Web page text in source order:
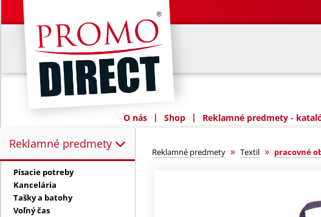
O nás | Shop | Reklamné predmety -
Reklamné predmety
Reklamné predmety:
Písacie potreby
Kancelária
Tašky a batohy
Voľný čas
Reklamné predmety » Textil » pracovné